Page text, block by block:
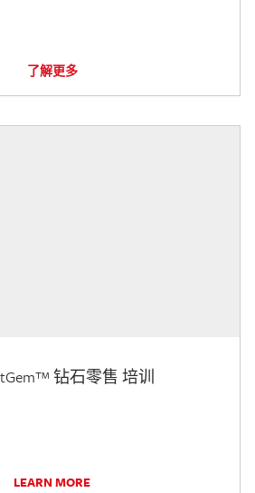
了解更多
钻石零售 培训
LEARN MORE